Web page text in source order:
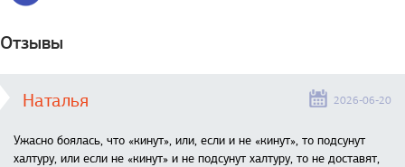
Отзывы
Наталья 2026-06-20
Ужасно боялась, что «кинут», или, если и не «кинут», то подсунут
халтуру, или если не «кинут» и не подсунут халтуру, то не доставят,